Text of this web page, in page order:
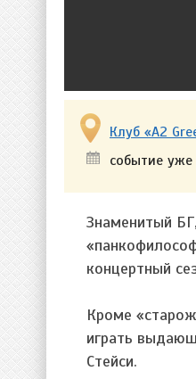
Клуб «A2
событие
Знаменитый
концертный
Кроме
играть
Стейси.